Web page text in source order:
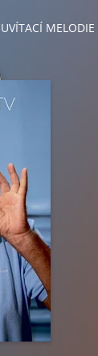
UVÍTACÍ MELODIE